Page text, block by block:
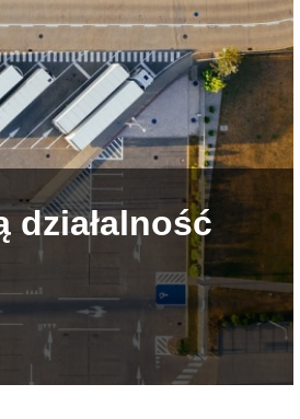
działalność